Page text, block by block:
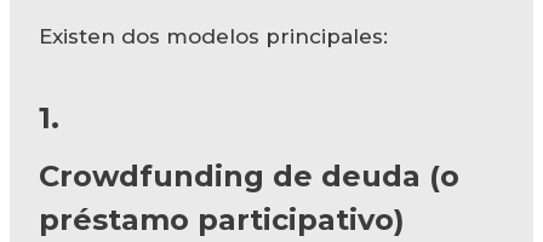
Existen dos modelos principales:
1.
Crowdfunding de deuda (o
préstamo participativo)